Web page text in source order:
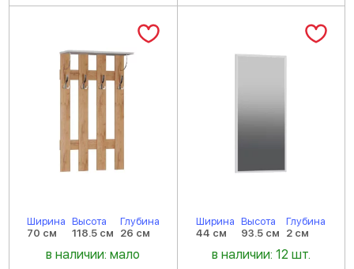
Ширина
70 см
Высота
118.5 см
Глубина
26 см
в наличии: мало
Ширина
44 см
Высота
93.5 см
Глубина
2 см
в наличии: 12 шт.